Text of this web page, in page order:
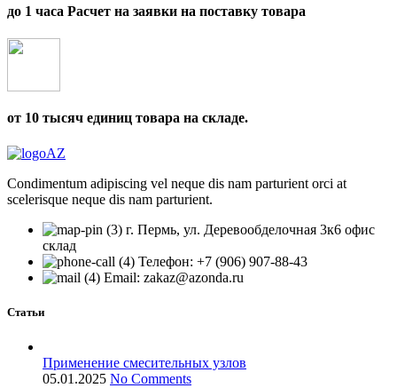
до 1 часа Расчет на заявки на поставку товара
от 10 тысяч единиц товара на складе.
Condimentum adipiscing vel neque dis nam parturient orci at
scelerisque neque dis nam parturient.
г. Пермь, ул. Деревообделочная 3к6 офис
склад
Телефон: +7 (906) 907-88-43
Email: zakaz@azonda.ru
Статьи
Применение смесительных узлов
05.01.2025 No Comments